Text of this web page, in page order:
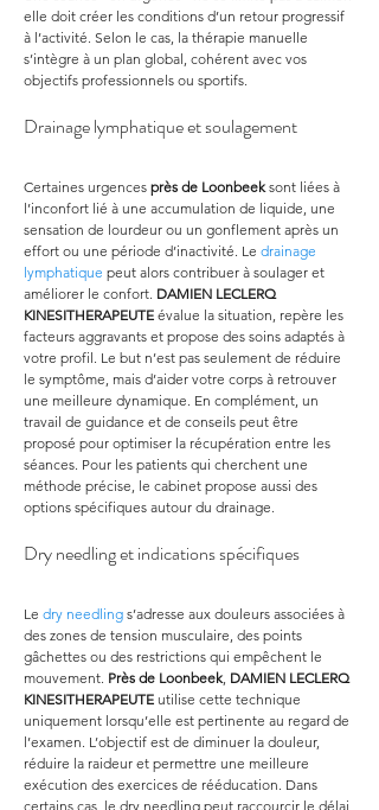
elle doit créer les conditions d’un retour progressif
à l’activité. Selon le cas, la thérapie manuelle
s’intègre à un plan global, cohérent avec vos
objectifs professionnels ou sportifs.
Drainage lymphatique et soulagement
Certaines urgences près de Loonbeek sont liées à
l’inconfort lié à une accumulation de liquide, une
sensation de lourdeur ou un gonflement après un
effort ou une période d’inactivité. Le drainage
lymphatique peut alors contribuer à soulager et
améliorer le confort. DAMIEN LECLERQ
KINESITHERAPEUTE évalue la situation, repère les
facteurs aggravants et propose des soins adaptés à
votre profil. Le but n’est pas seulement de réduire
le symptôme, mais d’aider votre corps à retrouver
une meilleure dynamique. En complément, un
travail de guidance et de conseils peut être
proposé pour optimiser la récupération entre les
séances. Pour les patients qui cherchent une
méthode précise, le cabinet propose aussi des
options spécifiques autour du drainage.
Dry needling et indications spécifiques
Le dry needling s’adresse aux douleurs associées à
des zones de tension musculaire, des points
gâchettes ou des restrictions qui empêchent le
mouvement. Près de Loonbeek, DAMIEN LECLERQ
KINESITHERAPEUTE utilise cette technique
uniquement lorsqu’elle est pertinente au regard de
l’examen. L’objectif est de diminuer la douleur,
réduire la raideur et permettre une meilleure
exécution des exercices de rééducation. Dans
certains cas, le dry needling peut raccourcir le délai